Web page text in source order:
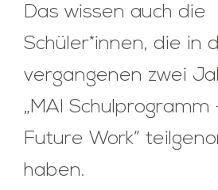
Das wissen auch die
Schüler*innen, die in
vergangenen zwei
„MAI
Future Work“
haben.